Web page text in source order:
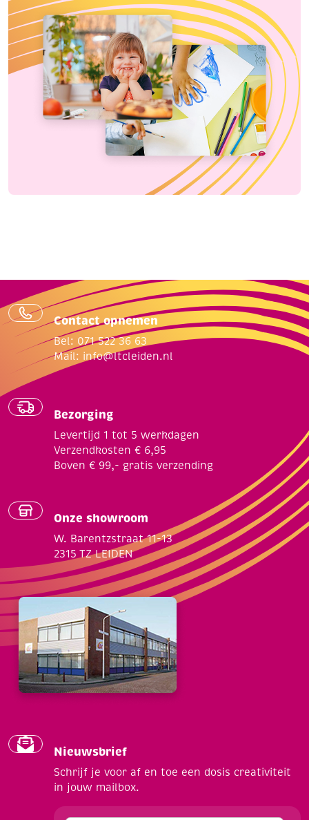
Contact opnemen
Bel: 071 522 36 63
Mail: info@ltcleiden.nl
Bezorging
Levertijd 1 tot 5 werkdagen
Verzendkosten € 6,95
Boven € 99,- gratis verzending
Onze showroom
W. Barentzstraat 11-13
2315 TZ LEIDEN
Nieuwsbrief
Schrijf je voor af en toe een dosis creativiteit
in jouw mailbox.